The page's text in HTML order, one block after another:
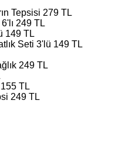
Tepsisi 279 TL
249 TL
149 TL
Seti 3'lü 149 TL
249 TL
TL
249 TL